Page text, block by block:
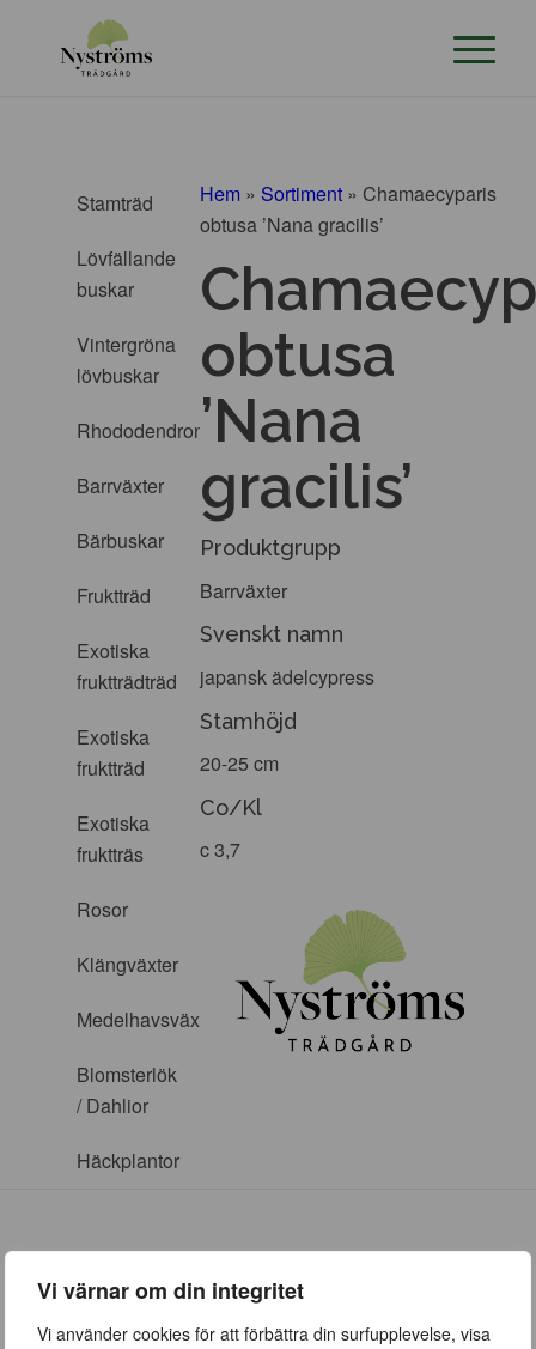
Vi värnar om din integritet
Vi använder cookies för att förbättra din surfupplevelse, visa
Stamträd
Lövfällande
buskar
Vintergröna
lövbuskar
Rhododendron
Barrväxter
Bärbuskar
Fruktträd
Exotiska
fruktträdträd
Exotiska
fruktträd
Exotiska
fruktträs
Rosor
Klängväxter
Medelhavsväxter
Blomsterlök
/ Dahlior
Häckplantor
Hem » Sortiment » Chamaecyparis
obtusa ’Nana gracilis’
obtusa
’Nana
gracilis’
Produktgrupp
Barrväxter
Svenskt namn
japansk ädelcypress
Stamhöjd
20-25 cm
Co/Kl
c 3,7
ÖPPETTIDER